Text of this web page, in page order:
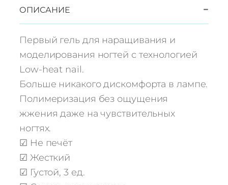
и
ч
е
с
т
в
о
т
о
а
р
а
I
ОПИСАНИЕ −
Первый гель для наращивания и
моделирования ногтей с технологией
Low-heat nail.
Больше никакого дискомфорта в лампе.
Полимеризация без ощущения
жжения даже на чувствительных
ногтях.
☑ Не печёт
☑ Жесткий
☑ Густой, 3 ед.